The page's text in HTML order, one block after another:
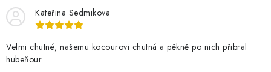
Kateřina Sedmikova
Velmi chutné, našemu kocourovi chutná a pěkně po nich přibral
hubeňour.